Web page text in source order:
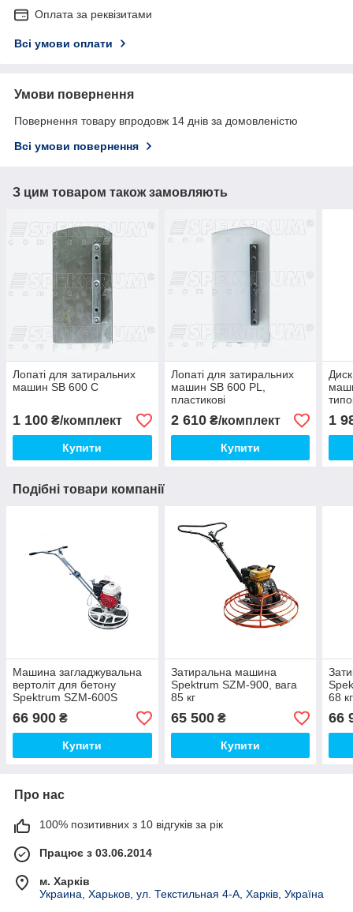
Оплата за реквізитами
Всі умови оплати
Умови повернення
Повернення товару впродовж 14 днів за домовленістю
Всі умови повернення
З цим товаром також замовляють
Лопаті для затиральних
машин SB 600 С
1 100 ₴/комплект
Купити
Лопаті для затиральних
машин SB 600 PL,
пластикові
2 610₴/комплект
Купити
1
Подібні товари компанії
Машина загладжувальна
вертоліт для бетону
Spektrum SZM-600S
160), крайочник
66 900 ₴
Купити
Затиральна машина
Spektrum SZM-900, вага
85 кг
65 500₴
Купити
68 кг
66
Про нас
100% позитивних з 10 відгуків за рік
Працює з 03.06.2014
м. Харків
Украина, Харьков, ул. Текстильная 4-А, Харків, Україна